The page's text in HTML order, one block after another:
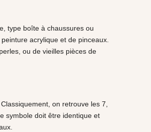
type boîte à chaussures ou
acrylique et de pinceaux.
ou de vieilles pièces de
on retrouve les 7,
symbole doit être identique et